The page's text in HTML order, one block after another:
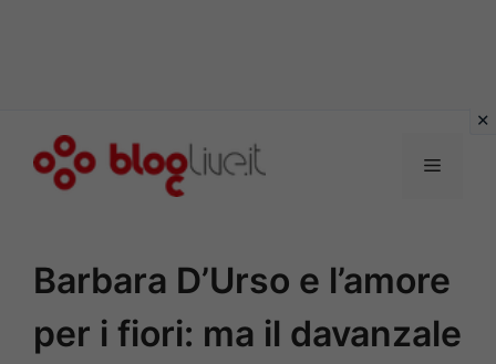
Menu
Barbara D’Urso e l’amore
per i fiori: ma il davanzale